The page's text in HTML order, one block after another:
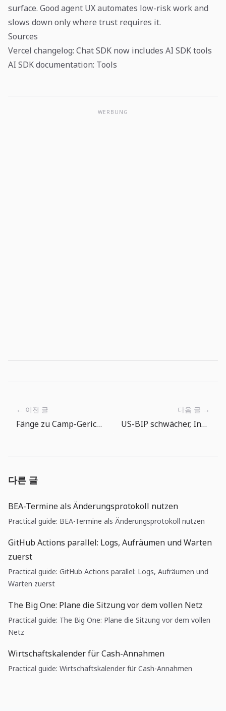
surface. Good agent UX automates low-risk work and
slows down only where trust requires it.
Sources
Vercel changelog: Chat SDK now includes AI SDK tools
AI SDK documentation: Tools
WERBUNG
← 이전 글
Fänge zu Camp-Gerichten machen in The Big One
다음 글 →
US-BIP schwächer, Inflation hoch: Zinssenkungsfantasie braucht ein Update
다른 글
BEA-Termine als Änderungsprotokoll nutzen
Practical guide: BEA-Termine als Änderungsprotokoll nutzen
GitHub Actions parallel: Logs, Aufräumen und Warten
zuerst
Practical guide: GitHub Actions parallel: Logs, Aufräumen und
Warten zuerst
The Big One: Plane die Sitzung vor dem vollen Netz
Practical guide: The Big One: Plane die Sitzung vor dem vollen
Netz
Wirtschaftskalender für Cash-Annahmen
Practical guide: Wirtschaftskalender für Cash-Annahmen